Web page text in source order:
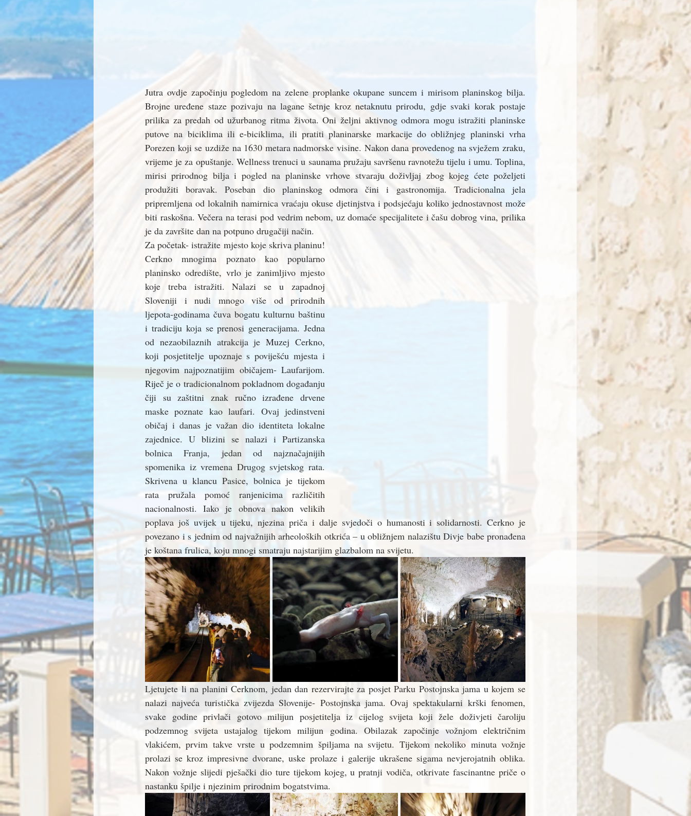
Jutra ovdje započinju pogledom na zelene proplanke okupane suncem i mirisom planinskog bilja.
Brojne uređene staze pozivaju na lagane šetnje kroz netaknutu prirodu, gdje svaki korak postaje
prilika za predah od užurbanog ritma života. Oni željni aktivnog odmora mogu istražiti planinske
putove na biciklima ili e-biciklima, ili pratiti planinarske markacije do obližnjeg planinski vrha
Porezen koji se uzdiže na 1630 metara nadmorske visine. Nakon dana provedenog na svježem zraku,
vrijeme je za opuštanje. Wellness trenuci u saunama pružaju savršenu ravnotežu tijelu i umu. Toplina,
mirisi prirodnog bilja i pogled na planinske vrhove stvaraju doživljaj zbog kojeg ćete poželjeti
produžiti boravak. Poseban dio planinskog odmora čini i gastronomija. Tradicionalna jela
pripremljena od lokalnih namirnica vraćaju okuse djetinjstva i podsjećaju koliko jednostavnost može
biti raskošna. Večera na terasi pod vedrim nebom, uz domaće specijalitete i čašu dobrog vina, prilika
je da završite dan na potpuno drugačiji način.
Za početak- istražite mjesto koje skriva planinu!
Cerkno mnogima poznato kao popularno
planinsko odredište, vrlo je zanimljivo mjesto
koje treba istražiti. Nalazi se u zapadnoj
Sloveniji i nudi mnogo više od prirodnih
ljepota-godinama čuva bogatu kulturnu baštinu
i tradiciju koja se prenosi generacijama. Jedna
od nezaobilaznih atrakcija je Muzej Cerkno,
koji posjetitelje upoznaje s poviješću mjesta i
njegovim najpoznatijim običajem- Laufarijom.
Riječ je o tradicionalnom pokladnom događanju
čiji su zaštitni znak ručno izrađene drvene
maske poznate kao laufari. Ovaj jedinstveni
običaj i danas je važan dio identiteta lokalne
zajednice. U blizini se nalazi i Partizanska
bolnica Franja, jedan od najznačajnijih
spomenika iz vremena Drugog svjetskog rata.
Skrivena u klancu Pasice, bolnica je tijekom
rata pružala pomoć ranjenicima različitih
nacionalnosti. Iako je obnova nakon velikih
poplava još uvijek u tijeku, njezina priča i dalje svjedoči o humanosti i solidarnosti. Cerkno je
povezano i s jednim od najvažnijih arheoloških otkrića – u obližnjem nalazištu Divje babe pronađena
je koštana frulica, koju mnogi smatraju najstarijim glazbalom na svijetu.
Ljetujete li na planini Cerknom, jedan dan rezervirajte za posjet Parku Postojnska jama u kojem se
nalazi najveća turistička zvijezda Slovenije- Postojnska jama. Ovaj spektakularni krški fenomen,
svake godine privlači gotovo milijun posjetitelja iz cijelog svijeta koji žele doživjeti čaroliju
podzemnog svijeta ustajalog tijekom milijun godina. Obilazak započinje vožnjom električnim
vlakićem, prvim takve vrste u podzemnim špiljama na svijetu. Tijekom nekoliko minuta vožnje
prolazi se kroz impresivne dvorane, uske prolaze i galerije ukrašene sigama nevjerojatnih oblika.
Nakon vožnje slijedi pješački dio ture tijekom kojeg, u pratnji vodiča, otkrivate fascinantne priče o
nastanku špilje i njezinim prirodnim bogatstvima.